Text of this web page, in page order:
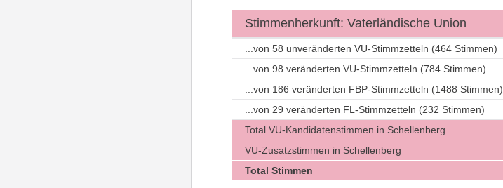
Stimmenherkunft: Vaterländische Union
...von 58 unveränderten VU-Stimmzetteln (464 Stimmen)
...von 98 veränderten VU-Stimmzetteln (784 Stimmen)
...von 186 veränderten FBP-Stimmzetteln (1488 Stimmen)
...von 29 veränderten FL-Stimmzetteln (232 Stimmen)
Total VU-Kandidatenstimmen in Schellenberg
VU-Zusatzstimmen in Schellenberg
Total Stimmen